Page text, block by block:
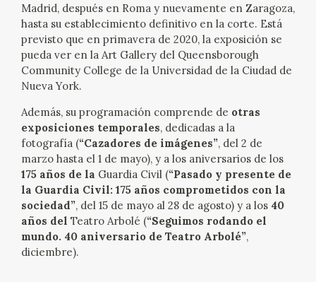
RECURSOS EDUCATIVOS
Madrid, después en Roma y nuevamente en Zaragoza,
hasta su establecimiento definitivo en la corte. Está
previsto que en primavera de 2020, la exposición se
pueda ver en la Art Gallery del Queensborough
Community College de la Universidad de la Ciudad de
Nueva York.
Además, su programación comprende de otras
exposiciones temporales, dedicadas a la
fotografía (“Cazadores de imágenes”, del 2 de
marzo hasta el 1 de mayo), y a los aniversarios de los
175 años de la Guardia Civil (“Pasado y presente de
la Guardia Civil: 175 años comprometidos con la
sociedad”, del 15 de mayo al 28 de agosto) y a los 40
años del Teatro Arbolé (“Seguimos rodando el
mundo. 40 aniversario de Teatro Arbolé”,
diciembre).